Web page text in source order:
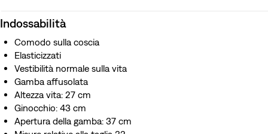
Indossabilità
Comodo sulla coscia
Elasticizzati
Vestibilità normale sulla vita
Gamba affusolata
Altezza vita: 27 cm
Ginocchio: 43 cm
Apertura della gamba: 37 cm